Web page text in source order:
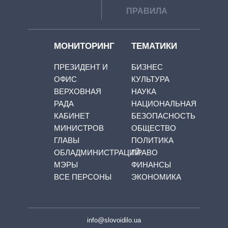
ПРАВИЛА
МОНИТОРИНГ
ПРЕЗИДЕНТ И
ОФИС
ВЕРХОВНАЯ
РАДА
КАБИНЕТ
МИНИСТРОВ
ГЛАВЫ
ОБЛАДМИНИСТРАЦИЙ
МЭРЫ
ВСЕ ПЕРСОНЫ
ТЕМАТИКИ
БИЗНЕС
КУЛЬТУРА
НАУКА
НАЦИОНАЛЬНАЯ
БЕЗОПАСНОСТЬ
ОБЩЕСТВО
ПОЛИТИКА
ПРАВО
ФИНАНСЫ
ЭКОНОМИКА
info@slovoidilo.ua